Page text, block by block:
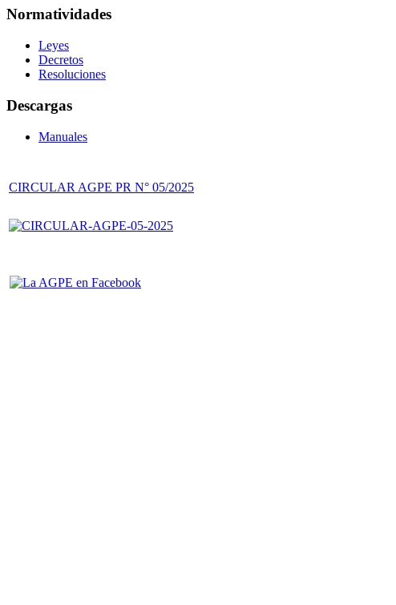
Normatividades
Leyes
Decretos
Resoluciones
Descargas
Manuales
CIRCULAR AGPE PR N° 05/2025